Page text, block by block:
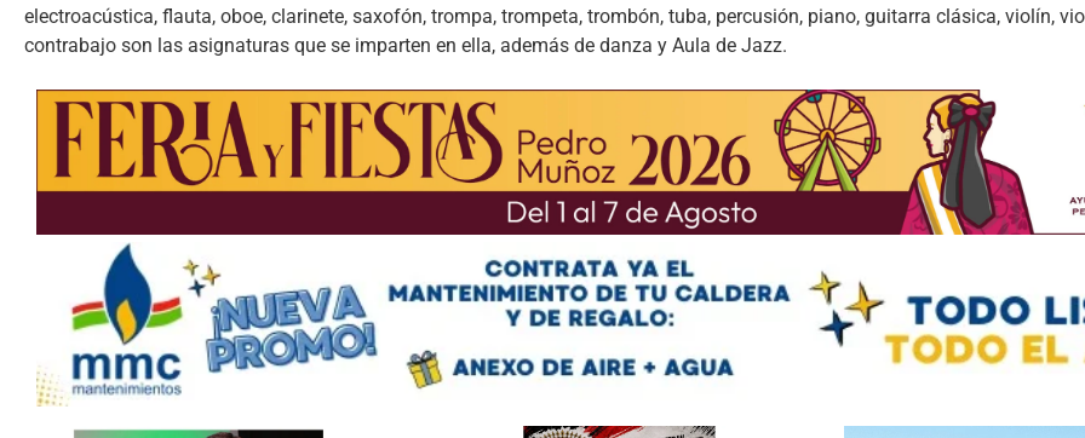
electroacústica, flauta, oboe, clarinete, saxofón, trompa, trompeta, trombón, tuba, percusión, piano, guitarra clásica, violín,
contrabajo son las asignaturas que se imparten en ella, además de danza y Aula de Jazz.